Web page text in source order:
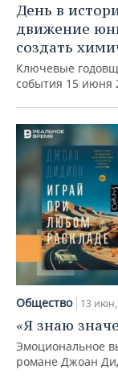
День в
движение
создать
Ключевые
события 15 июня
Общество 13
«Я знаю
Эмоциональное
романе Джоан